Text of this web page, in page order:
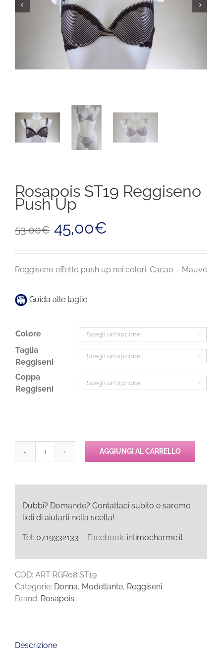
Rosapois ST19 Reggiseno
Push Up
53,00€ prezzo
era:
53,00€.
45,00€
è:
45,00€.
Reggiseno effetto push up nei colori: Cacao – Mauve
Guida alle taglie
Colore 
Taglia
Reggiseni

Coppa
Reggiseni

Rosapois
Up
quantità
AGGIUNGI AL CARRELLO
Dubbi? Domande? Contattaci subito e saremo
lieti di aiutarti nella scelta!
Tel: 0719332133 – Facebook: intimocharme.it
COD: ART RGR08 ST19
Categorie: Donna, Modellante, Reggiseni
Brand: Rosapois
Descrizione